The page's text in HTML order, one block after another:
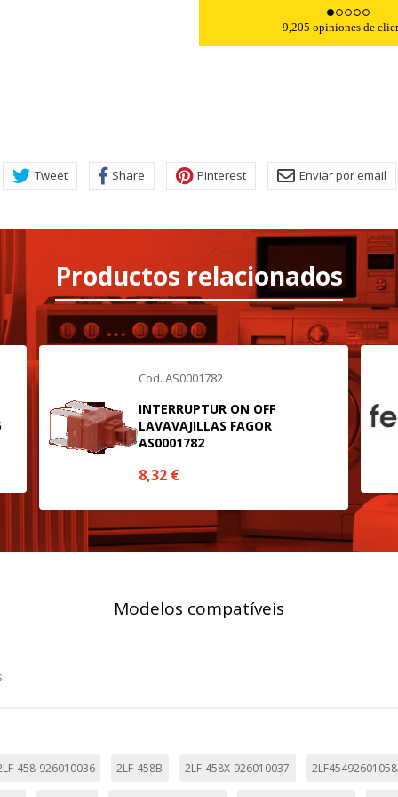
9,205 opiniones de
Tweet Share Pinterest Enviar por email
Productos relacionados
Cod. AS0001782
INTERRUPTUR ON OFF
LAVAVAJILLAS FAGOR
AS0001782
8,32 €
Modelos compatíveis
458-926010036 2LF-458B 2LF-458X-926010037
HABILITAR
que el sitio web funcione y no se pueden desactivar en nuestros
sobre estas cookies, pero alguna áreas del sitio no funcionarán.
wp-settings-1, wp-settings-time-1, _evCo, _evCoLT
las visitas y fuentes de tráfico para poder evaluar el
las más o menos visitadas, y cómo los visitantes navegan por el
lo tanto, es anónima.
a través de nuestro sitio por nuestros socios publicitarios.
intereses y mostrarle anuncios relevantes en otros sitios. No